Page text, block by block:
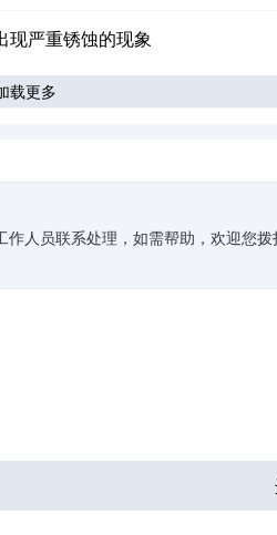
现严重锈蚀的现象
载更多
人员联系处理，如需帮助，欢迎您